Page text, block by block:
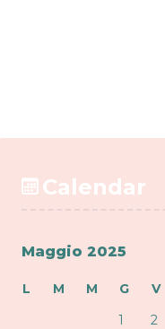
Calendar
Maggio 2025
L M M G V
1
2